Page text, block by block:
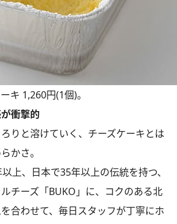
キ 1,260円(1個)。
衝撃的
りと溶けていく、チーズケーキとは
かさ。
上、日本で35年以上の伝統を持つ、
チーズ「BUKO」に、コクのある北
合わせて、毎日スタッフが丁寧にホ